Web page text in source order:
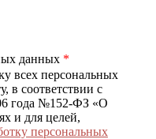
данных *
всех персональных
в соответствии с
года №152-ФЗ «О
и для целей,
персональных